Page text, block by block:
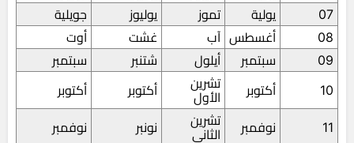
07
يولية تموز يوليوز
جويلية
08
أغسطس آب غشت
أوت
09
سبتمبر أيلول شتنبر
سبتمبر
10
أكتوبر
تشرين
الأول
أكتوبر أكتوبر
11 نوفمبر
تشرين
الثاني
نونبر نوفمبر